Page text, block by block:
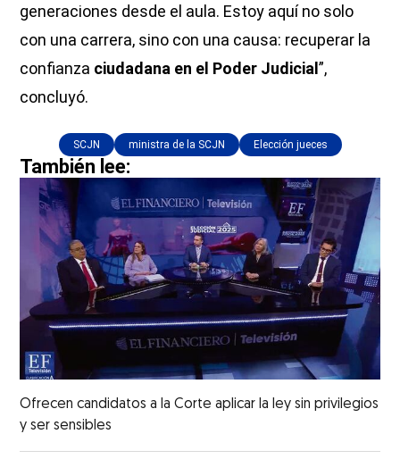
generaciones desde el aula. Estoy aquí no solo
con una carrera, sino con una causa: recuperar la
confianza ciudadana en el Poder Judicial”,
concluyó.
SCJN ministra de la SCJN Elección jueces
También lee:
Ofrecen candidatos a la Corte aplicar la ley sin privilegios
y ser sensibles